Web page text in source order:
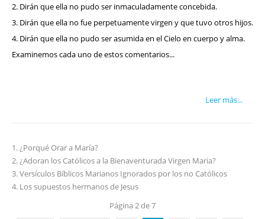
2. Dirán que ella no pudo ser inmaculadamente concebida.
3. Dirán que ella no fue perpetuamente virgen y que tuvo otros hijos.
4. Dirán que ella no pudo ser asumida en el Cielo en cuerpo y alma.
Examinemos cada uno de estos comentarios...
Leer más...
¿Porqué Orar a María?
¿Adoran los Católicos a la Bienaventurada Virgen Maria?
Versículos Bíblicos Marianos Ignorados por los no Católicos
Los supuestos hermanos de Jesus
Página 2 de 7